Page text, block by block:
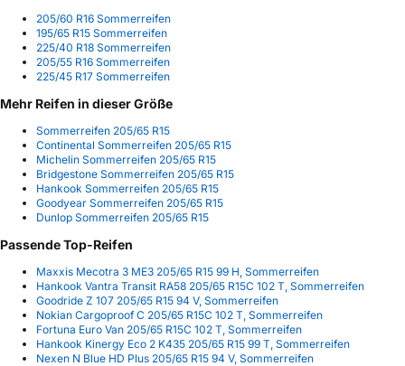
205/60 R16 Sommerreifen
195/65 R15 Sommerreifen
225/40 R18 Sommerreifen
205/55 R16 Sommerreifen
225/45 R17 Sommerreifen
Mehr Reifen in dieser Größe
Sommerreifen 205/65 R15
Continental Sommerreifen 205/65 R15
Michelin Sommerreifen 205/65 R15
Bridgestone Sommerreifen 205/65 R15
Hankook Sommerreifen 205/65 R15
Goodyear Sommerreifen 205/65 R15
Dunlop Sommerreifen 205/65 R15
Passende Top-Reifen
Maxxis Mecotra 3 ME3 205/65 R15 99 H, Sommerreifen
Hankook Vantra Transit RA58 205/65 R15C 102 T, Sommerreifen
Goodride Z 107 205/65 R15 94 V, Sommerreifen
Nokian Cargoproof C 205/65 R15C 102 T, Sommerreifen
Fortuna Euro Van 205/65 R15C 102 T, Sommerreifen
Hankook Kinergy Eco 2 K435 205/65 R15 99 T, Sommerreifen
Nexen N Blue HD Plus 205/65 R15 94 V, Sommerreifen